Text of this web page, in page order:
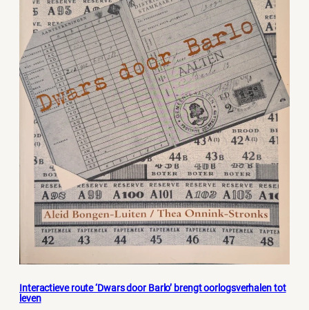
Interactieve route ‘Dwars door Barlo’ brengt oorlogsverhalen tot
leven